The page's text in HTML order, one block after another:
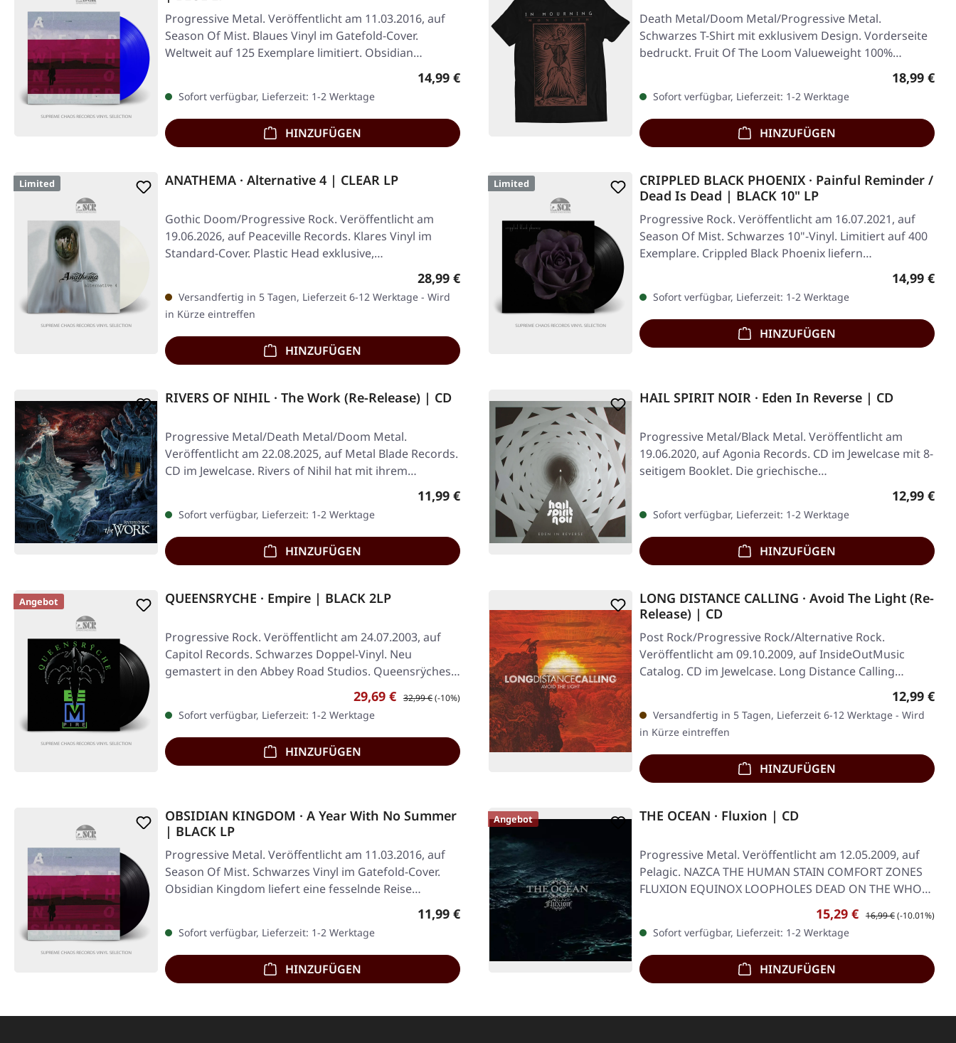
Progressive Metal. Veröffentlicht am 11.03.2016, auf
Season Of Mist. Blaues Vinyl im Gatefold-Cover.
Weltweit auf 125 Exemplare limitiert. Obsidian…
Regulärer Preis:
14,99 €
Sofort verfügbar, Lieferzeit: 1-2 Werktage
HINZUFÜGEN
Death Metal/Doom Metal/Progressive Metal.
Schwarzes T-Shirt mit exklusivem Design. Vorderseite
bedruckt. Fruit Of The Loom Valueweight 100%
Regulärer
18,99 €
Sofort verfügbar, Lieferzeit: 1-2 Werktage
HINZUFÜGEN
Limited ANATHEMA · Alternative 4 | CLEAR LP
Gothic Doom/Progressive Rock. Veröffentlicht am
19.06.2026, auf Peaceville Records. Klares Vinyl im
Standard-Cover. Plastic Head exklusive,…
Regulärer Preis:
28,99 €
Versandfertig in 5 Tagen, Lieferzeit 6-12 Werktage - Wird
in Kürze eintreffen
HINZUFÜGEN
Limited
CRIPPLED BLACK PHOENIX · Painful Reminder /
Dead Is Dead | BLACK 10" LP
Progressive Rock. Veröffentlicht am 16.07.2021, auf
Season Of Mist. Schwarzes 10"-Vinyl. Limitiert auf 400
Exemplare. Crippled Black Phoenix liefern…
Regulärer
14,99 €
Sofort verfügbar, Lieferzeit: 1-2 Werktage
HINZUFÜGEN
RIVERS OF NIHIL · The Work (Re-Release) | CD
Progressive Metal/Death Metal/Doom Metal.
Veröffentlicht am 22.08.2025, auf Metal Blade Records.
CD im Jewelcase. Rivers of Nihil hat mit ihrem…
Regulärer Preis:
11,99 €
Sofort verfügbar, Lieferzeit: 1-2 Werktage
HINZUFÜGEN
HAIL SPIRIT NOIR · Eden In Reverse | CD
Progressive Metal/Black Metal. Veröffentlicht am
19.06.2020, auf Agonia Records. CD im Jewelcase mit 8-
seitigem Booklet. Die griechische…
Regulärer
12,99 €
Sofort verfügbar, Lieferzeit: 1-2 Werktage
HINZUFÜGEN
Angebot QUEENSRYCHE · Empire | BLACK 2LP
Progressive Rock. Veröffentlicht am 24.07.2003, auf
Capitol Records. Schwarzes Doppel-Vinyl. Neu
gemastert in den Abbey Road Studios. Queensrÿches…
Verkaufspreis:
29,69 € Regulärer Preis:
32,99 €(-10%)
Sofort verfügbar, Lieferzeit: 1-2 Werktage
HINZUFÜGEN
LONG DISTANCE CALLING · Avoid The Light (Re-
Release) | CD
Post Rock/Progressive Rock/Alternative Rock.
Veröffentlicht am 09.10.2009, auf InsideOutMusic
Catalog. CD im Jewelcase. Long Distance Calling
Regulärer
12,99 €
Versandfertig in 5 Tagen, Lieferzeit 6-12 Werktage - Wird
in Kürze eintreffen
HINZUFÜGEN
OBSIDIAN KINGDOM · A Year With No Summer
| BLACK LP
Progressive Metal. Veröffentlicht am 11.03.2016, auf
Season Of Mist. Schwarzes Vinyl im Gatefold-Cover.
Obsidian Kingdom liefert eine fesselnde Reise…
Regulärer Preis:
11,99 €
Sofort verfügbar, Lieferzeit: 1-2 Werktage
HINZUFÜGEN
Angebot THE OCEAN · Fluxion | CD
Progressive Metal. Veröffentlicht am 12.05.2009, auf
Pelagic. NAZCA THE HUMAN STAIN COMFORT ZONES
FLUXION EQUINOX LOOPHOLES DEAD ON THE WHOLE
Verkaufspreis:
15,29 € Regulärer Preis:
16,99 €(-10.01%)
Sofort verfügbar, Lieferzeit: 1-2 Werktage
HINZUFÜGEN